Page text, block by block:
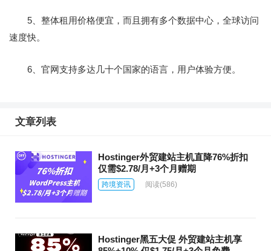
5、整体租用价格便宜，而且拥有多个数据中心，全球访问
速度快。
6、官网支持多达几十个国家的语言，用户体验方便。
文章列表
Hostinger外贸建站主机直降76%折扣
仅需$2.78/月+3个月赠期
跨境资讯 阅读(586)
Hostinger黑五大促 外贸建站主机享